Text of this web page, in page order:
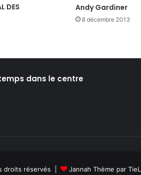
DES
Andy Gardiner
8 décembre 2013
dans le centre
droits réservés | Jannah Thème par